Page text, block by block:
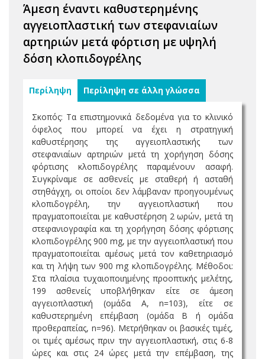
Άμεση έναντι καθυστερημένης
αγγειοπλαστική των στεφανιαίων
αρτηριών μετά φόρτιση με υψηλή
δόση κλοπιδογρέλης
Περίληψη Περίληψη σε άλλη γλώσσα
Σκοπός: Τα επιστημονικά δεδομένα για το κλινικό
όφελος που μπορεί να έχει η στρατηγική
καθυστέρησης της αγγειοπλαστικής των
στεφανιαίων αρτηριών μετά τη χορήγηση δόσης
φόρτισης κλοπιδογρέλης παραμένουν ασαφή.
Συγκρίναμε σε ασθενείς με σταθερή ή ασταθή
στηθάγχη, οι οποίοι δεν λάμβαναν προηγουμένως
κλοπιδογρέλη, την αγγειοπλαστική που
πραγματοποιείται με καθυστέρηση 2 ωρών, μετά τη
στεφανιογραφία και τη χορήγηση δόσης φόρτισης
κλοπιδογρέλης 900 mg, με την αγγειοπλαστική που
πραγματοποιείται αμέσως μετά τον καθετηριασμό
και τη λήψη των 900 mg κλοπιδογρέλης. Μέθοδοι:
Στα πλαίσια τυχαιοποιημένης προοπτικής μελέτης,
199 ασθενείς υποβλήθηκαν είτε σε άμεση
αγγειοπλαστική (ομάδα Α, n=103), είτε σε
καθυστερημένη επέμβαση (ομάδα Β ή ομάδα
προθεραπείας, n=96). Μετρήθηκαν οι βασικές τιμές,
οι τιμές αμέσως πριν την αγγειοπλαστική, στις 6-8
ώρες και στις 24 ώρες μετά την επέμβαση, της